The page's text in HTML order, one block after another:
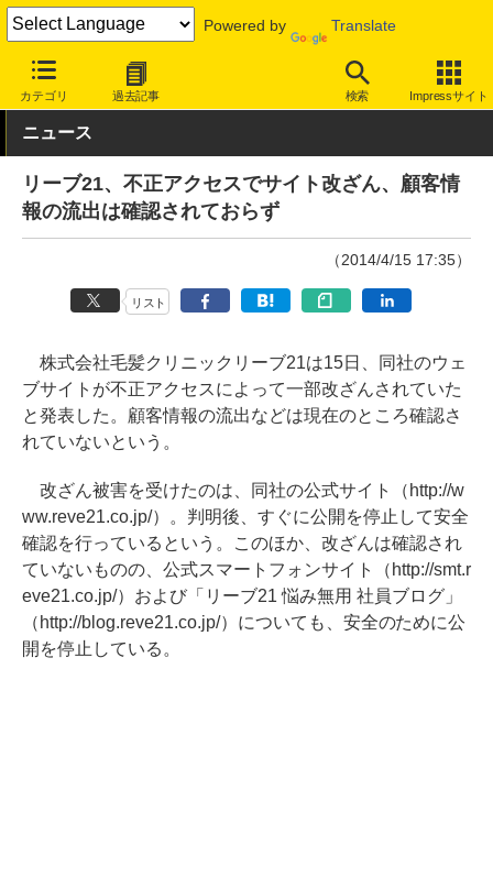
Powered by Translate
カテゴリ 過去記事 検索 Impressサイト
INTERNET Watch トピック インシデント
ニュース
リーブ21、不正アクセスでサイト改ざん、顧客情
報の流出は確認されておらず
（2014/4/15 17:35）
リスト
株式会社毛髪クリニックリーブ21は15日、同社のウェ
ブサイトが不正アクセスによって一部改ざんされていた
と発表した。顧客情報の流出などは現在のところ確認さ
れていないという。
改ざん被害を受けたのは、同社の公式サイト（http://w
ww.reve21.co.jp/）。判明後、すぐに公開を停止して安全
確認を行っているという。このほか、改ざんは確認され
ていないものの、公式スマートフォンサイト（http://smt.r
eve21.co.jp/）および「リーブ21 悩み無用 社員ブログ」
（http://blog.reve21.co.jp/）についても、安全のために公
開を停止している。